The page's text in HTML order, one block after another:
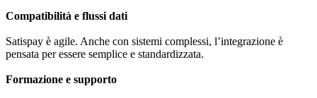
Compatibilità e flussi dati
Satispay è agile. Anche con sistemi complessi, l’integrazione è
pensata per essere semplice e standardizzata.
Formazione e supporto